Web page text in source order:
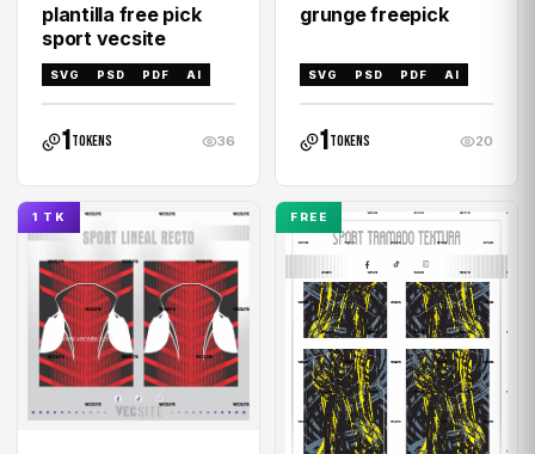
plantilla free pick
sport vecsite
SVG PSD PDF AI
1tokens 36
grunge freepick
SVG PSD PDF AI
1tokens 20
1 TK FREE